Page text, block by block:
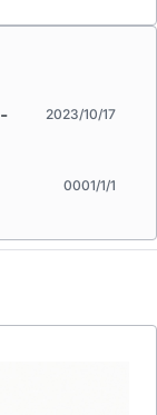
2023/10/17
0001/1/1